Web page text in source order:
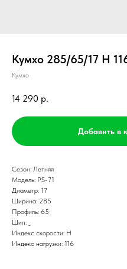
Кумхо 285/65/17 H
Кумхо
14 290 р.
Добавить в
Сезон: Летняя
Модель: PS-71
Диаметр: 17
Ширина: 285
Профиль: 65
Шип: _
Индекс скорости: H
Индекс нагрузки: 116